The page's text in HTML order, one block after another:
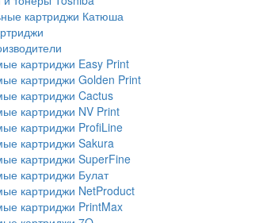
картриджи Катюша
картриджи Easy Print
картриджи Golden Print
картриджи Cactus
картриджи NV Print
картриджи ProfiLine
картриджи Sakura
картриджи SuperFine
картриджи Булат
картриджи NetProduct
картриджи PrintMax